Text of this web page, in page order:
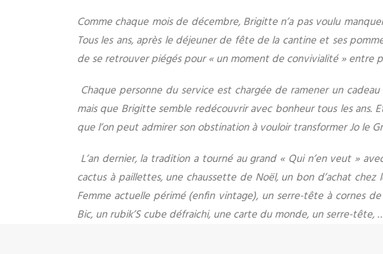
Comme chaque mois de décembre, Brigitte n’a pas voulu
Tous les ans, après le déjeuner de fête de la cantine et ses
de se retrouver piégés pour « un moment de convivialité » entre
Chaque personne du service est chargée de ramener un
mais que Brigitte semble redécouvrir avec bonheur tous les
que l’on peut admirer son obstination à vouloir transformer Jo le
L’an dernier, la tradition a tourné au grand « Qui n’en veut »
cactus à paillettes, une chaussette de Noël, un bon d’achat
Femme actuelle périmé (enfin vintage), un serre-tête à cornes
Bic, un rubik’S cube défraichi, une carte du monde, un serre-tête,